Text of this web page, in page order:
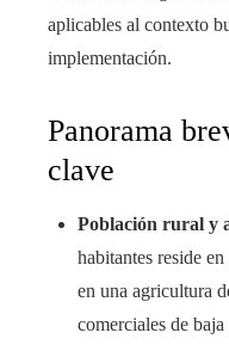
aplicables al contexto
implementación.
Panorama
clave
Población rural y
habitantes reside
en una agricultura
comerciales de baja